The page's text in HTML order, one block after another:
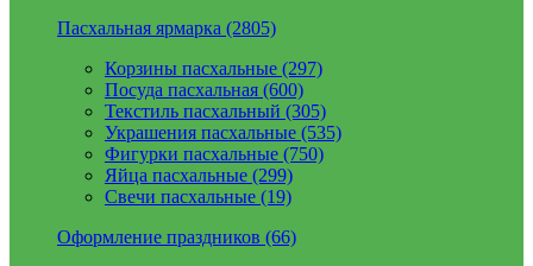
Пасхальная ярмарка (2805)
Корзины пасхальные (297)
Посуда пасхальная (600)
Текстиль пасхальный (305)
Украшения пасхальные (535)
Фигурки пасхальные (750)
Яйца пасхальные (299)
Свечи пасхальные (19)
Оформление праздников (66)